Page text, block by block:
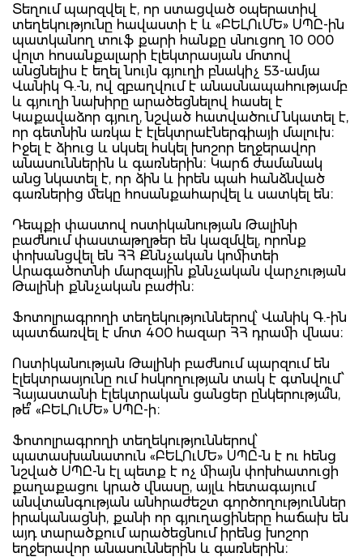
Տեղում պարզվել է, որ ստացված օպերատիվ
տեղեկությունը հավաստի է և «ԲԵԼՈւՄԵ» ՍՊԸ-ին
պատկանող տուֆ քարի հանքը սնուցող 10 000
վոլտ հոսանքալարի էլեկտրասյան մոտով
անցնելիս է եղել նույն գյուղի բնակիչ 53-ամյա
Վանիկ Գ.-ն, ով զբաղվում է անասնապահությամբ
և գյուղի նախիրը արածեցնելով հասել է
Կաքավաձոր գյուղ, նշված հատվածում նկատել է,
որ գետնին առկա է էլեկտրաէներգիայի մալուխ։
Իջել է ձիուց և սկսել հսկել խոշոր եղջերավոր
անասուններին և գառներին։ Կարճ ժամանակ
անց նկատել է, որ ձին և իրեն պահ հանձնված
գառներից մեկը հոսանքահարվել և սատկել են։
Դեպքի փաստով ոստիկանության Թալինի
բաժնում փաստաթղթեր են կազմվել, որոնք
փոխանցվել են ՀՀ Քննչական կոմիտեի
Արագածոտնի մարզային քննչական վարչության
Թալինի քննչական բաժին։
Ֆոտոլրագրողի տեղեկություններով՝ Վանիկ Գ.-ին
պատճառվել է մոտ 400 հազար ՀՀ դրամի վնաս։
Ոստիկանության Թալինի բաժնում պարզում են
էլեկտրասյունը ում հսկողության տակ է գտնվում՝
Հայաստանի էլեկտրական ցանցեր ընկերությա՞ն,
թե՞ «ԲԵԼՈւՄԵ» ՍՊԸ-ի։
Ֆոտոլրագրողի տեղեկություններով՝
պատասխանատուն «ԲԵԼՈւՄԵ» ՍՊԸ-ն է ու հենց
նշված ՍՊԸ-ն էլ պետք է ոչ միայն փոխհատուցի
քաղաքացու կրած վնասը, այլև հետագայում
անվտանգության անհրաժեշտ գործողություններ
իրականացնի, քանի որ գյուղացիները հաճախ են
այդ տարածքում արածեցնում իրենց խոշոր
եղջերավոր անասուններին և գառներին։